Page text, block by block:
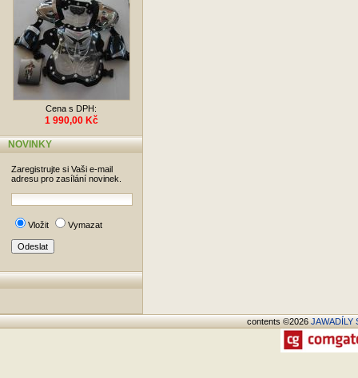
Cena s DPH:
1 990,00 Kč
NOVINKY
Zaregistrujte si Vaši e-mail
adresu pro zasílání novinek.
Vložit Vymazat
contents ©2026JAWADÍLY